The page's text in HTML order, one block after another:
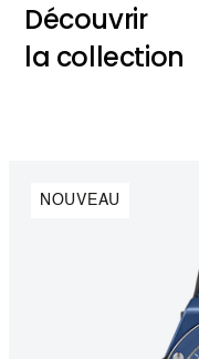
Découvrir
la collection
NOUVEAU